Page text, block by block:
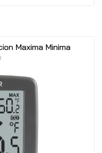
Maxima Minima